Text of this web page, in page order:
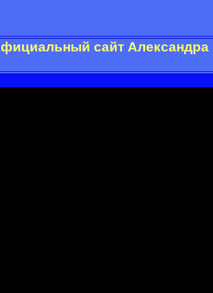
сайт Александра